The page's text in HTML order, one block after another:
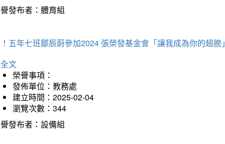
發布者：體育組
五年七班鄒辰蔚參加2024 張榮發基金會「讓我成為你的翅
文
榮譽事項：
發佈單位：教務處
建立時間：2025-02-04
瀏覽次數：344
發布者：設備組